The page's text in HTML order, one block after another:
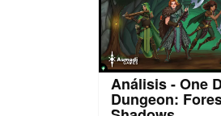
Análisis - One
Dungeon: